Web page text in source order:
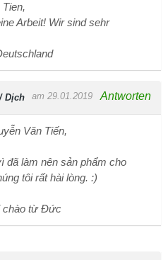
Arbeit! Wir sind sehr
Dịch am 29.01.2019 Antworten
Văn Tiến,
đã làm nên sản phẩm cho
tôi rất hài lòng. :)
chào từ Đức